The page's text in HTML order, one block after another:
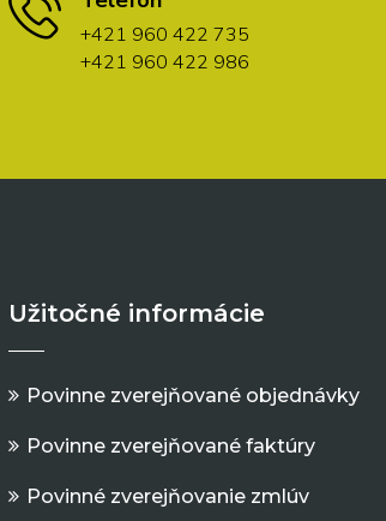
+421 960 422 735
+421 960 422 986
Užitočné informácie
Povinne zverejňované objednávky
Povinne zverejňované faktúry
Povinné zverejňovanie zmlúv